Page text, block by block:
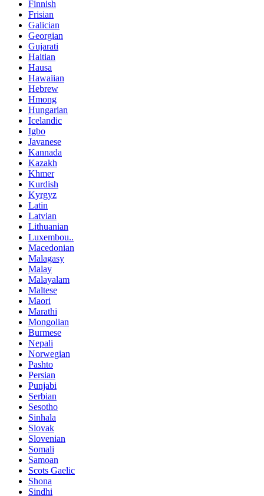
Finnish
Frisian
Galician
Georgian
Gujarati
Haitian
Hausa
Hawaiian
Hebrew
Hmong
Hungarian
Icelandic
Igbo
Javanese
Kannada
Kazakh
Khmer
Kurdish
Kyrgyz
Latin
Latvian
Lithuanian
Luxembou..
Macedonian
Malagasy
Malay
Malayalam
Maltese
Maori
Marathi
Mongolian
Burmese
Nepali
Norwegian
Pashto
Persian
Punjabi
Serbian
Sesotho
Sinhala
Slovak
Slovenian
Somali
Samoan
Scots Gaelic
Shona
Sindhi